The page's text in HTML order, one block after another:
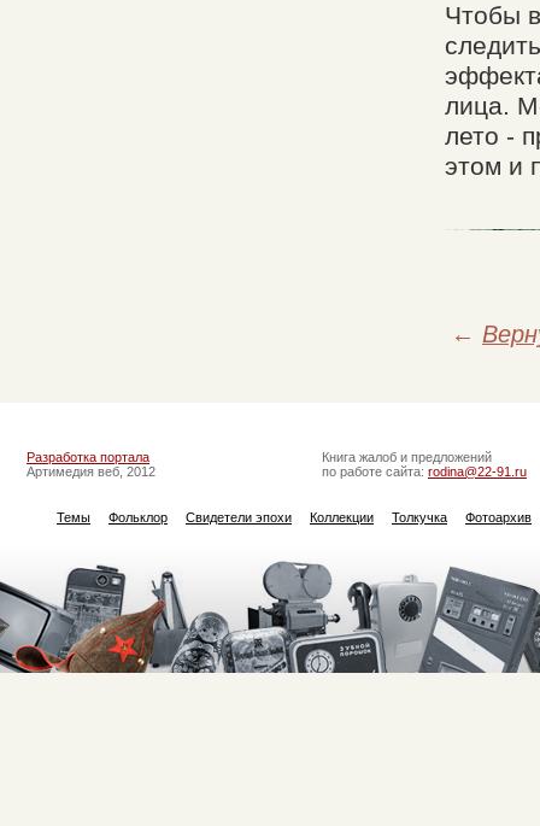
Чтобы
лица.
лето -
этом и
←
Разработка портала
Артимедия веб, 2012
Книга жалоб и предложений
по работе сайта: rodina@22-91.ru
Темы Фольклор Свидетели эпохи Коллекции Толкучка Фотоархив